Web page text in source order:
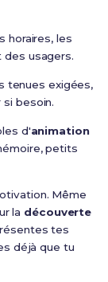
horaires, les
des usagers.
tenues exigées,
besoin.
d'animation
petits
Même
la découverte
tes
déjà que tu